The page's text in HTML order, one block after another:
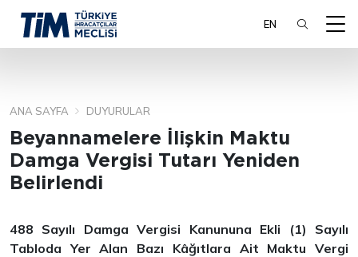
EN
ANA SAYFA DUYURULAR
Beyannamelere İlişkin Maktu
Damga Vergisi Tutarı Yeniden
Belirlendi
488 Sayılı Damga Vergisi Kanununa Ekli (1) Sayılı
Tabloda Yer Alan Bazı Kâğıtlara Ait Maktu Vergi